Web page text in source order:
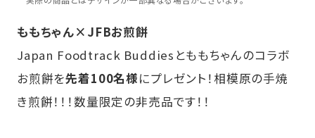
ももちゃん×JFBお煎餅
Japan Foodtrack Buddiesとももちゃんのコラボ
お煎餅を先着100名様にプレゼント！相模原の手焼
き煎餅！！！数量限定の非売品です！！